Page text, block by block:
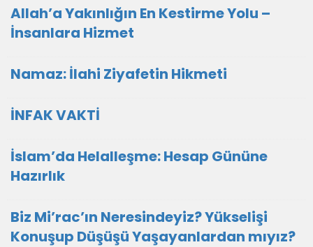
Allah’a Yakınlığın En Kestirme Yolu –
İnsanlara Hizmet
Namaz: İlahi Ziyafetin Hikmeti
İNFAK VAKTİ
İslam’da Helalleşme: Hesap Gününe
Hazırlık
Biz Mi’rac’ın Neresindeyiz? Yükselişi
Konuşup Düşüşü Yaşayanlardan mıyız?